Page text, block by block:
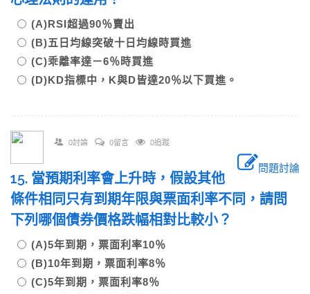
(A)RSI超過90％賣出
(B)五日均線突破十日均線時買進
(C)乖離率達－6％時買進
(D)KD指標中，K與D皆達20％以下買進。
0討論 0留言 0追蹤
問題討論
15. 當預期利率會上升時，假設其他
條件相同只有到期年限與票面利率不同，請問
下列哪個債券價格跌幅相對比較小？
(A)5年到期，票面利率10％
(B)10年到期，票面利率8％
(C)5年到期，票面利率8％